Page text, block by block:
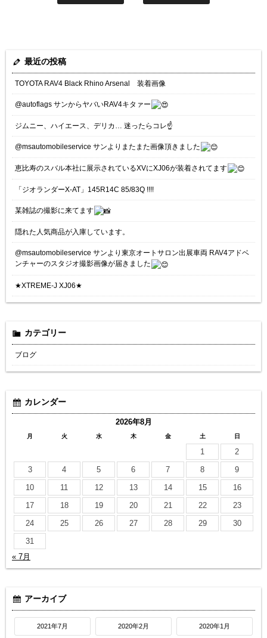
最近の投稿
TOYOTA RAV4 Black Rhino Arsenal 装着画像
@autoflags サンからヤバいRAV4キタァー
ジムニー、ハイエース、デリカ… 迷ったらコレ☝️
@msautomobileservice サンよりまたまた画像頂きました
恵比寿のスバル本社に展示されているXVにXJ06が装着されてます
「ジオランダーX-AT」145R14C 85/83Q !!!!
某雑誌の撮影に来てます
隠れた人気商品が入庫しています。
@msautomobileservice サンより東京オートサロン出展車両 RAV4アドベ
ンチャーのスタジオ撮影画像が届きました
★XTREME-J XJ06★
カテゴリー
ブログ
カレンダー
2026年8月
月 火 水 木 金 土 日
1
2
3
4 5 6 7 8
9
10
11 12 13 14 15
16
17
18 19 20 21 22
23
24
25 26 27 28 29
30
31
« 7月
アーカイブ
2021年7月 2020年2月 2020年1月